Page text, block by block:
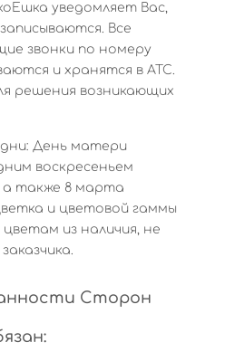
уведомляет Вас,
Все
звонки по номеру
и хранятся в АТС.
решения возникающих
дни: День матери
воскресеньем
а также 8 марта
и цветовой гаммы
из наличия, не
Сторон